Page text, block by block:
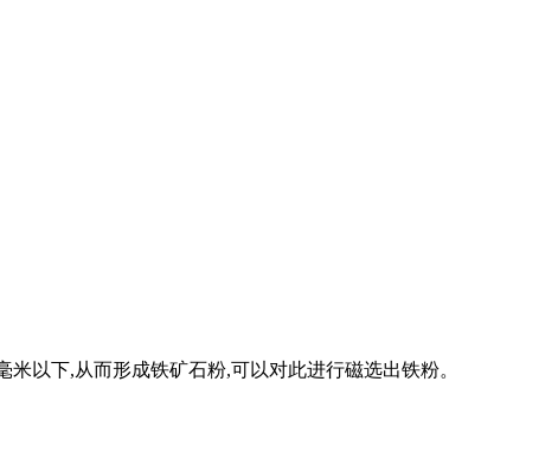
以下,从而形成铁矿石粉,可以对此进行磁选出铁粉。